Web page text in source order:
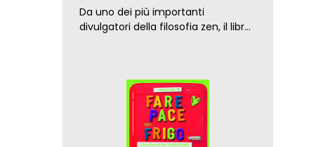
Da uno dei più importanti
divulgatori della filosofia zen, il libro